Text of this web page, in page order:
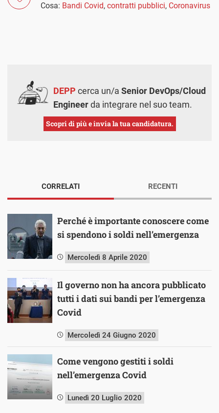
Cosa: Bandi Covid, contratti pubblici, Coronavirus
DEPP cerca un/a Senior DevOps/Cloud
Engineerda integrare nel suo team.
Scopri di più e invia la tua candidatura.
CORRELATI
Perché è importante conoscere come
si spendono i soldi nell’emergenza
Mercoledì 8 Aprile 2020
Il governo non ha ancora pubblicato
tutti i dati sui bandi per l’emergenza
Covid
Mercoledì 24 Giugno 2020
Come vengono gestiti i soldi
nell’emergenza Covid
Lunedì 20 Luglio 2020
RECENTI